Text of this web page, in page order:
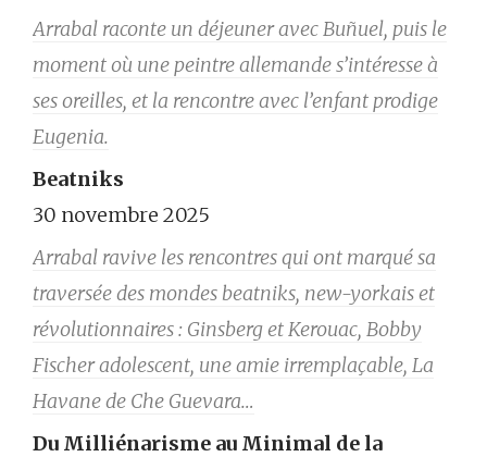
Arrabal raconte un déjeuner avec Buñuel, puis le
moment où une peintre allemande s’intéresse à
ses oreilles, et la rencontre avec l’enfant prodige
Eugenia.
Beatniks
30 novembre 2025
Arrabal ravive les rencontres qui ont marqué sa
traversée des mondes beatniks, new-yorkais et
révolutionnaires : Ginsberg et Kerouac, Bobby
Fischer adolescent, une amie irremplaçable, La
Havane de Che Guevara…
Du Milliénarisme au Minimal de la